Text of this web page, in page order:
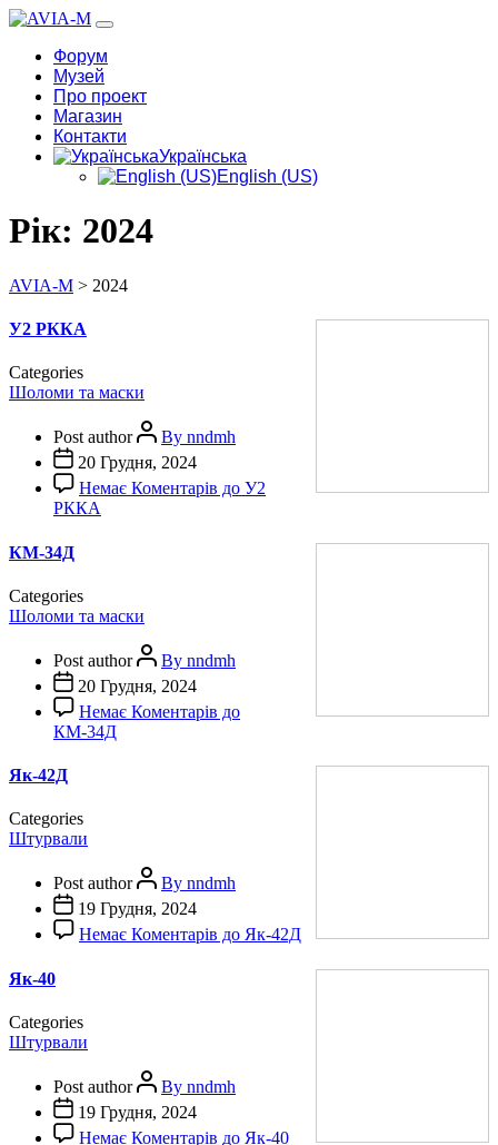
Форум
Музей
Про проект
Магазин
Контакти
Українська
English (US)
Рік: 2024
AVIA-M > 2024
У2 РККА
Categories
Шоломи та маски
Post author
By nndmh
20 Грудня, 2024
Немає Коментарів до У2
РККА
КМ-34Д
Categories
Шоломи та маски
Post author
By nndmh
20 Грудня, 2024
Немає Коментарів до
КМ-34Д
Як-42Д
Categories
Штурвали
Post author
By nndmh
19 Грудня, 2024
Немає Коментарів до Як-42Д
Як-40
Categories
Штурвали
Post author
By nndmh
19 Грудня, 2024
Немає Коментарів до Як-40